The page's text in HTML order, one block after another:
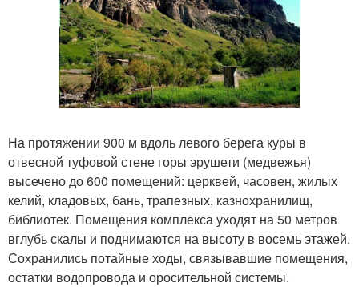
На протяжении 900 м вдоль левого берега куры в
отвесной туфовой стене горы эрушети (медвежья)
высечено до 600 помещений: церквей, часовен, жилых
келий, кладовых, бань, трапезных, казнохранилищ,
библиотек. Помещения комплекса уходят на 50 метров
вглубь скалы и поднимаются на высоту в восемь этажей.
Сохранились потайные ходы, связывавшие помещения,
остатки водопровода и оросительной системы.